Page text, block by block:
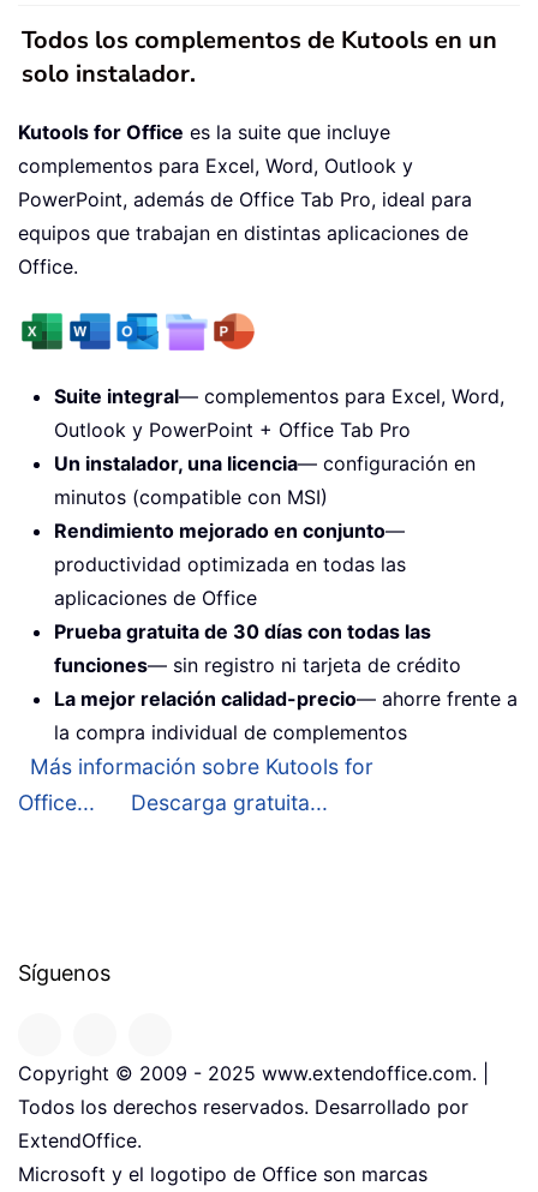
Todos los complementos de Kutools en un
solo instalador.
Kutools for Office es la suite que incluye
complementos para Excel, Word, Outlook y
PowerPoint, además de Office Tab Pro, ideal para
equipos que trabajan en distintas aplicaciones de
Office.
Suite integral— complementos para Excel, Word,
Outlook y PowerPoint + Office Tab Pro
Un instalador, una licencia— configuración en
minutos (compatible con MSI)
Rendimiento mejorado en conjunto—
productividad optimizada en todas las
aplicaciones de Office
Prueba gratuita de 30 días con todas las
funciones— sin registro ni tarjeta de crédito
La mejor relación calidad-precio— ahorre frente a
la compra individual de complementos
Más información sobre Kutools for
Office...
Descarga gratuita...
Síguenos
Copyright © 2009 - 2025 www.extendoffice.com. |
Todos los derechos reservados. Desarrollado por
ExtendOffice.
Microsoft y el logotipo de Office son marcas